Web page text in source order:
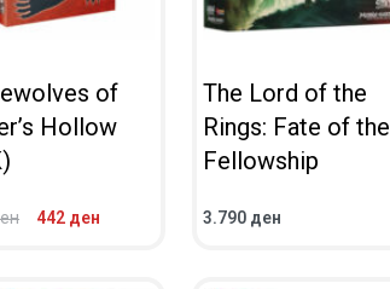
of
Hollow
442 ден
The Lord of the
Rings: Fate of the
Fellowship
3.790 ден
ВО КОШНИЧКА